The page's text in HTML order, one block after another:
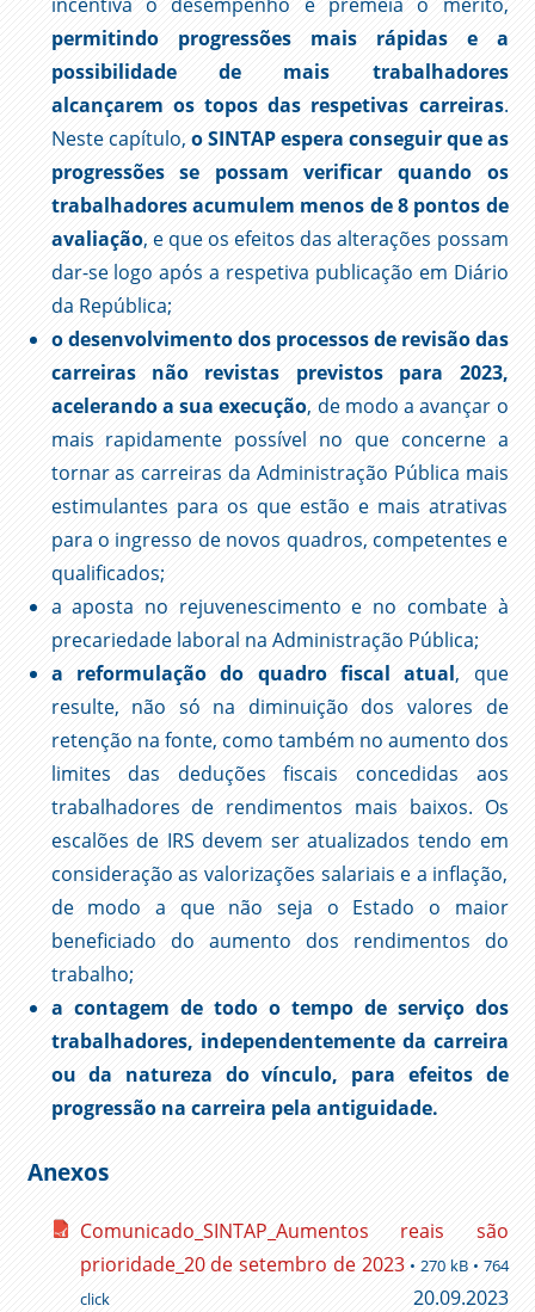
permitindo progressões mais rápidas e a
possibilidade de mais trabalhadores
alcançarem os topos das respetivas carreiras.
Neste capítulo, o SINTAP espera conseguir que as
progressões se possam verificar quando os
trabalhadores acumulem menos de 8 pontos de
avaliação, e que os efeitos das alterações possam
dar-se logo após a respetiva publicação em Diário
da República;
o desenvolvimento dos processos de revisão das
carreiras não revistas previstos para 2023,
acelerando a sua execução, de modo a avançar o
mais rapidamente possível no que concerne a
tornar as carreiras da Administração Pública mais
estimulantes para os que estão e mais atrativas
para o ingresso de novos quadros, competentes e
qualificados;
a aposta no rejuvenescimento e no combate à
precariedade laboral na Administração Pública;
a reformulação do quadro fiscal atual, que
resulte, não só na diminuição dos valores de
retenção na fonte, como também no aumento dos
limites das deduções fiscais concedidas aos
trabalhadores de rendimentos mais baixos. Os
escalões de IRS devem ser atualizados tendo em
consideração as valorizações salariais e a inflação,
de modo a que não seja o Estado o maior
beneficiado do aumento dos rendimentos do
trabalho;
a contagem de todo o tempo de serviço dos
trabalhadores, independentemente da carreira
ou da natureza do vínculo, para efeitos de
progressão na carreira pela antiguidade.
Anexos
Comunicado_SINTAP_Aumentos reais são
prioridade_20 de setembro de 2023 • 270 kB • 764
click
20.09.2023